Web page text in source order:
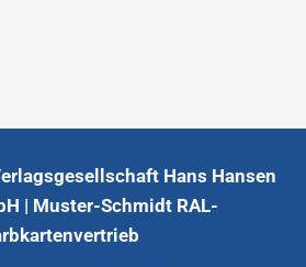
Hans Hansen
| Muster-Schmidt RAL-